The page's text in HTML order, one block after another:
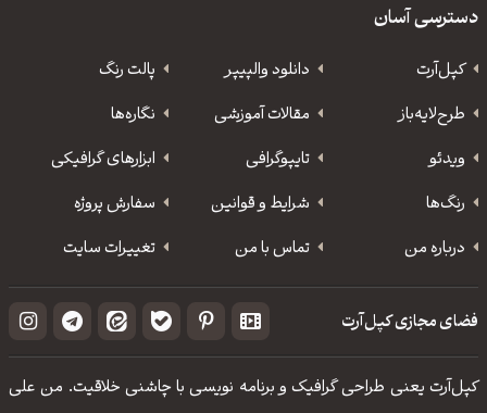
دسترسی آسان
کپل‌آرت دانلود‌ والپیپر
پالت رنگ
طرح‌لایه‌باز
مقالات آموزشی
نگاره‌ها
ویدئو
‌تایپوگرافی
ابزارهای گرافیکی
رنگ‌ها
شرایط و قوانین
سفارش پروژه
درباره من
تماس با من تغییرات سایت
فضای مجازی کپل‌آرت
کپل‌آرت یعنی طراحی گرافیک و برنامه نویسی با چاشنی خلاقیت. من علی